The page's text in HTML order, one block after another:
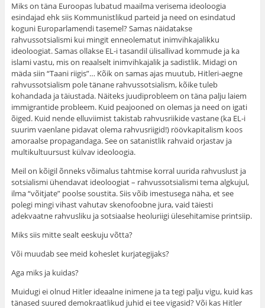
Miks on täna Euroopas lubatud maailma verisema ideoloogia
esindajad ehk siis Kommunistlikud parteid ja need on esindatud
koguni Europarlamendi tasemel? Samas näidatakse
rahvussotsialismi kui mingit enneolematut inimvihkajalikku
ideoloogiat. Samas ollakse EL-i tasandil ülisallivad kommude ja ka
islami vastu, mis on reaalselt inimvihkajalik ja sadistlik. Midagi on
mäda siin “Taani riigis”… Kõik on samas ajas muutub, Hitleri-aegne
rahvussotsialism pole tänane rahvussotsialism, kõike tuleb
kohandada ja täiustada. Näiteks juudiprobleem on täna palju laiem
immigrantide probleem. Kuid peajooned on olemas ja need on igati
õiged. Kuid nende elluviimist takistab rahvusriikide vastane (ka EL-i
suurim vaenlane pidavat olema rahvusriigid!) röövkapitalism koos
amoraalse propagandaga. See on satanistlik rahvaid orjastav ja
multikultuursust külvav ideoloogia.
Meil on kõigil õnneks võimalus tahtmise korral uurida rahvuslust ja
sotsialismi ühendavat ideoloogiat – rahvussotsialismi tema algkujul,
ilma “võitjate” poolse soustita. Siis võib imestusega näha, et see
polegi mingi vihast vahutav skenofoobne jura, vaid täiesti
adekvaatne rahvusliku ja sotsiaalse heoluriigi ülesehitamise printsiip.
Miks siis mitte sealt eeskuju võtta?
Või muudab see meid koheslet kurjategijaks?
Aga miks ja kuidas?
Muidugi ei olnud Hitler ideaalne inimene ja ta tegi palju vigu, kuid kas
tänased suured demokraatlikud juhid ei tee vigasid? Või kas Hitler